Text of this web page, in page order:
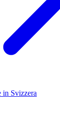
in Svizzera